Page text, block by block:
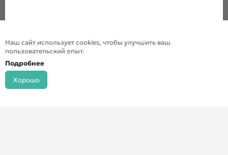
Наш сайт использует cookies, чтобы улучшить ваш
пользовательский опыт.
Подробнее
Хорошо